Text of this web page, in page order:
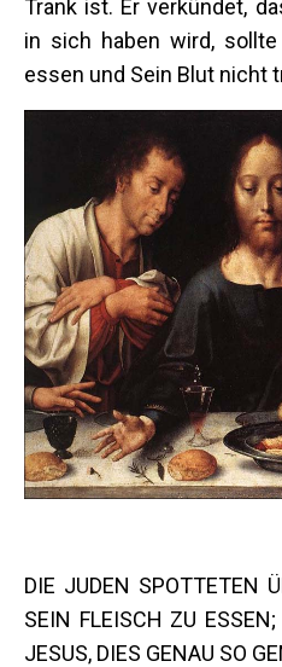
Trank ist. Er verkündet,
in sich haben wird,
essen und Sein Blut nicht
DIE JUDEN SPOTTETEN
SEIN FLEISCH ZU
JESUS, DIES GENAU SO